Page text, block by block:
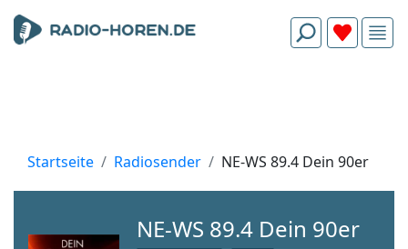
Startseite Radiosender NE-WS 89.4 Dein 90er
NE-WS 89.4 Dein 90er